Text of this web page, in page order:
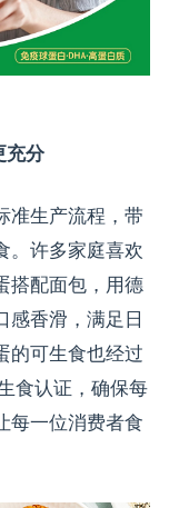
充分
准生产流程，带
。许多家庭喜欢
搭配面包，用德
感香滑，满足日
的可生食也经过
食认证，确保每
每一位消费者食